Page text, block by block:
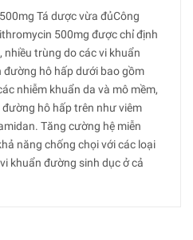
Tá dược vừa đủCông
500mg được chỉ định
nhiều trùng do các vi khuẩn
đường hô hấp dưới bao gồm
nhiễm khuẩn da và mô mềm,
hô hấp trên như viêm
Tăng cường hệ miễn
năng chống chọi với các loại
khuẩn đường sinh dục ở cả